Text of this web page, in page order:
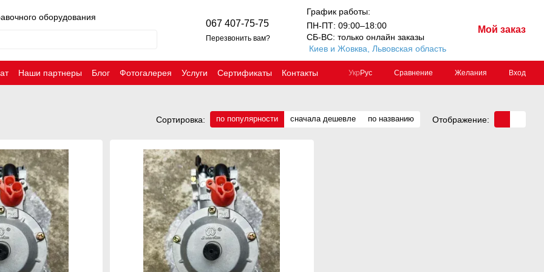
оборудования
067 407-75-75
Перезвонить вам?
График работы:
ПН-ПТ: 09:00–18:00
СБ-ВС: только онлайн заказы
Киев и Жовква, Львовская область
Мой заказ
Наши партнеры Блог Фотогалерея Услуги Сертификаты Контакты Укр Рус Сравнение Желания Вход
Сортировка: по популярности сначала дешевле по названию Отображение: